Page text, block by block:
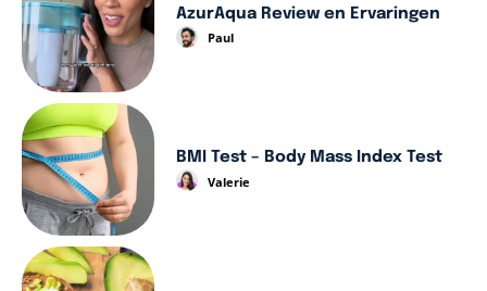
AzurAqua Review en Ervaringen
Paul
BMI Test – Body Mass Index Test
Valerie